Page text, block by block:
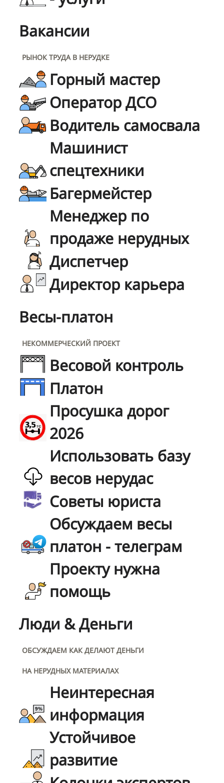
Вакансии
РЫНОК ТРУДА В НЕРУДКЕ
Горный мастер
Оператор ДСО
Водитель самосвала
Машинист
спецтехники
Багермейстер
Менеджер по
продаже нерудных
Диспетчер
Директор карьера
Весы-платон
НЕКОММЕРЧЕСКИЙ ПРОЕКТ
Весовой контроль
Платон
Просушка дорог
2026
Использовать базу
весов нерудас
Советы юриста
Обсуждаем весы
платон - телеграм
Проекту нужна
помощь
Люди & Деньги
ОБСУЖДАЕМ КАК ДЕЛАЮТ ДЕНЬГИ
НА НЕРУДНЫХ МАТЕРИАЛАХ
Неинтересная
информация
Устойчивое
развитие